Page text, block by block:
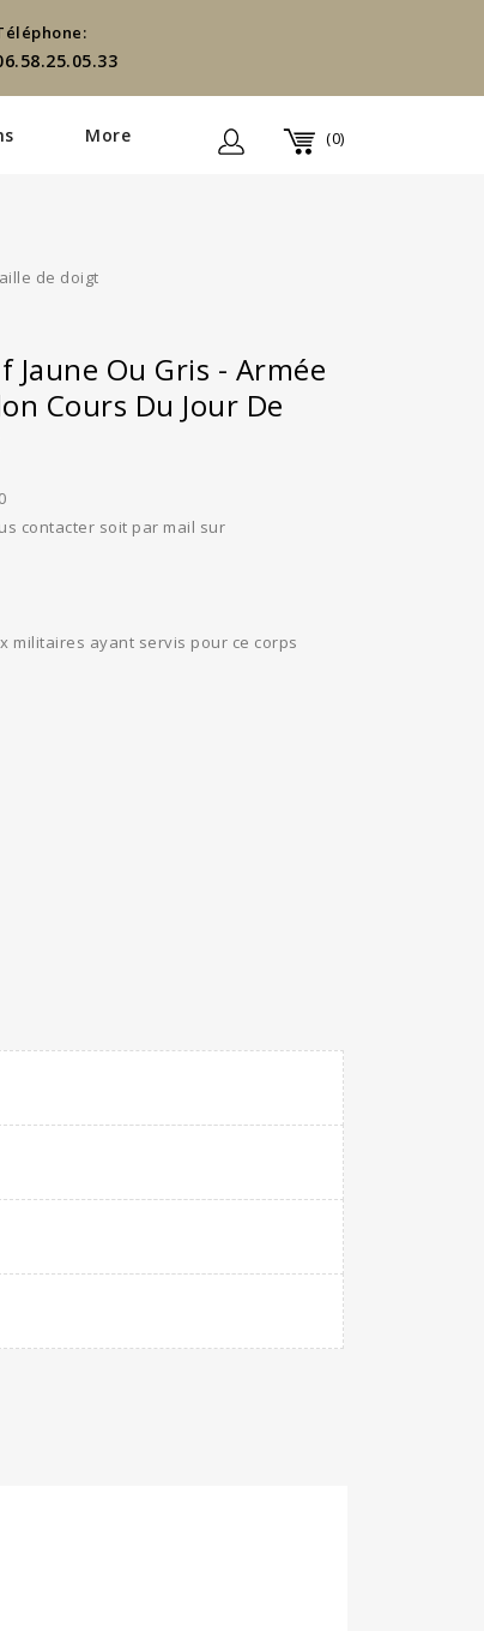
(0)
More
de doigt
Jaune Ou Gris - Armée
Cours Du Jour De
contacter soit par mail sur
militaires ayant servis pour ce corps